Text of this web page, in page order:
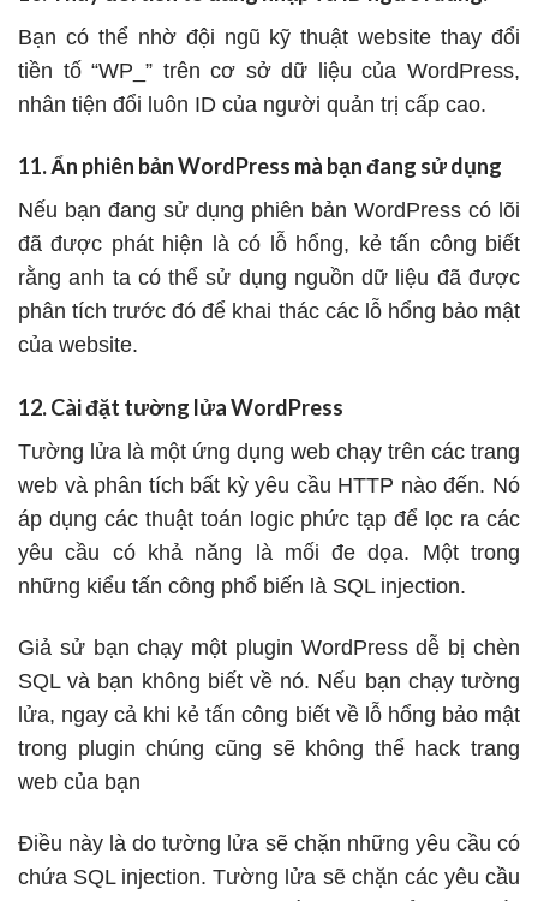
Bạn có thể nhờ đội ngũ kỹ thuật website thay đổi
tiền tố “WP_” trên cơ sở dữ liệu của WordPress,
nhân tiện đổi luôn ID của người quản trị cấp cao.
11. Ẩn phiên bản WordPress mà bạn đang sử dụng
Nếu bạn đang sử dụng phiên bản WordPress có lõi
đã được phát hiện là có lỗ hổng, kẻ tấn công biết
rằng anh ta có thể sử dụng nguồn dữ liệu đã được
phân tích trước đó để khai thác các lỗ hổng bảo mật
của website.
12. Cài đặt tường lửa WordPress
Tường lửa là một ứng dụng web chạy trên các trang
web và phân tích bất kỳ yêu cầu HTTP nào đến. Nó
áp dụng các thuật toán logic phức tạp để lọc ra các
yêu cầu có khả năng là mối đe dọa. Một trong
những kiểu tấn công phổ biến là SQL injection.
Giả sử bạn chạy một plugin WordPress dễ bị chèn
SQL và bạn không biết về nó. Nếu bạn chạy tường
lửa, ngay cả khi kẻ tấn công biết về lỗ hổng bảo mật
trong plugin chúng cũng sẽ không thể hack trang
web của bạn
Điều này là do tường lửa sẽ chặn những yêu cầu có
chứa SQL injection. Tường lửa sẽ chặn các yêu cầu